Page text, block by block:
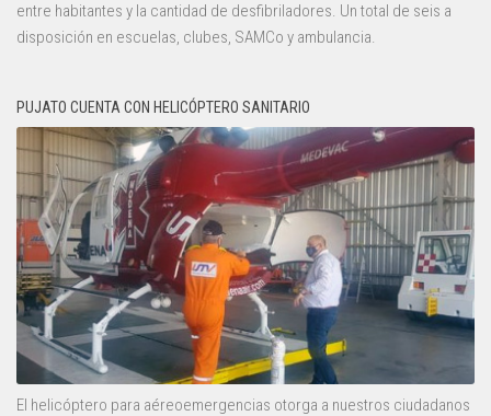
entre habitantes y la cantidad de desfibriladores. Un total de seis a
disposición en escuelas, clubes, SAMCo y ambulancia.
PUJATO CUENTA CON HELICÓPTERO SANITARIO
El helicóptero para aéreoemergencias otorga a nuestros ciudadanos